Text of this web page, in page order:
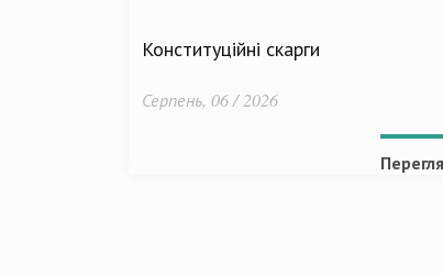
Конституційні скарги
Серпень, 06 / 2026